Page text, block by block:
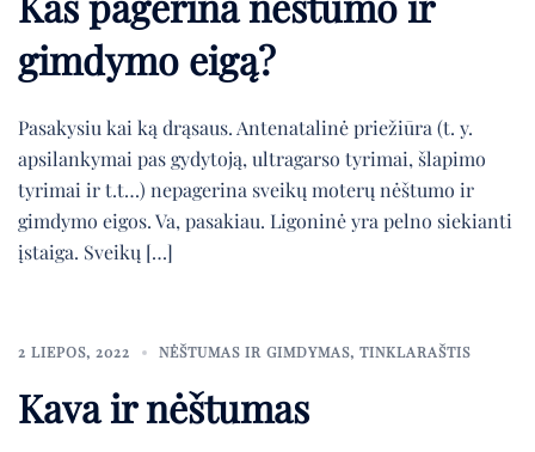
gimdymo eigą?
Pasakysiu kai ką drąsaus. Antenatalinė priežiūra (t. y.
apsilankymai pas gydytoją, ultragarso tyrimai, šlapimo
tyrimai ir t.t…) nepagerina sveikų moterų nėštumo ir
gimdymo eigos. Va, pasakiau. Ligoninė yra pelno siekianti
įstaiga. Sveikų […]
2 LIEPOS, 2022 NĖŠTUMAS IR GIMDYMAS, TINKLARAŠTIS
Kava ir nėštumas